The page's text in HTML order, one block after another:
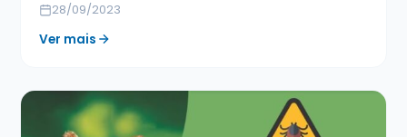
28/09/2023
Ver mais